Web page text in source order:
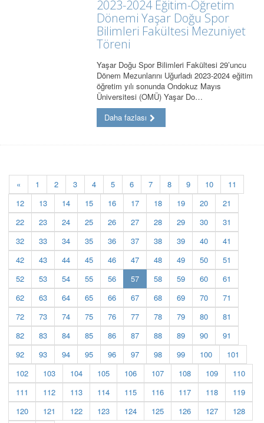
2023-2024 Eğitim-Öğretim
Dönemi Yaşar Doğu Spor
Bilimleri Fakültesi Mezuniyet
Töreni
Yaşar Doğu Spor Bilimleri Fakültesi 29’uncu
Dönem Mezunlarını Uğurladı 2023-2024 eğitim
öğretim yılı sonunda Ondokuz Mayıs
Üniversitesi (OMÜ) Yaşar Do…
Daha fazlası
« 1 2 3 4 5 6 7 8 9 10
11
12
13 14 15 16 17 18 19 20
21
22
23 24 25 26 27 28 29 30
31
32
33 34 35 36 37 38 39 40
41
42
43 44 45 46 47 48 49 50
51
52
53 54 55 56 57(current)
58 59 60
61
62
63 64 65 66 67 68 69 70
71
72
73 74 75 76 77 78 79 80
81
82
83 84 85 86 87 88 89 90
91
92
93 94 95 96 97 98 99 100
101
102
103 104 105 106 107 108 109
110
111
112 113 114 115 116 117 118
119
120
121 122 123 124 125 126 127
128